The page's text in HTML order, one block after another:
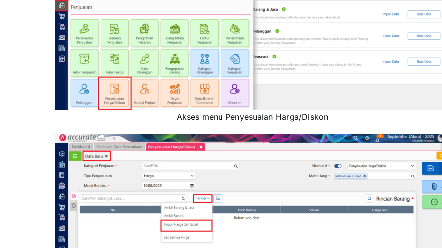
Akses menu Penyesuaian Harga/Diskon